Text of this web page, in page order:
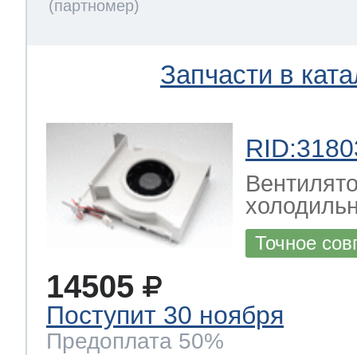
Запчасти в
Точное
14505
Поступит 30 ноября
Предоплата 50%